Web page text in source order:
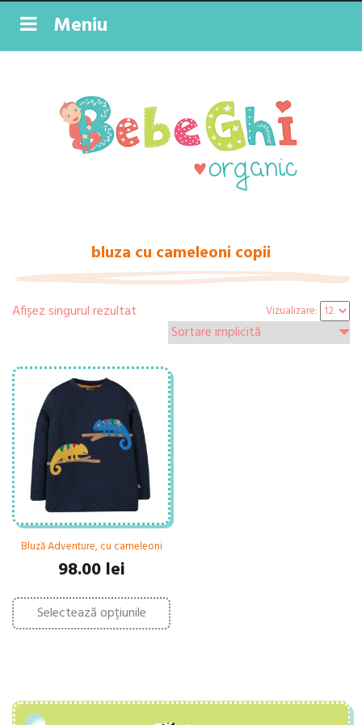
Meniu
bluza cu cameleoni copii
Afișez singurul rezultat Vizualizare:
Bluză Adventure, cu cameleoni
98.00 lei
Selectează opțiunile
Acest
produs
are
pot